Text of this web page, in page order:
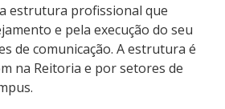
estrutura profissional que
e pela execução do seu
de comunicação. A estrutura é
na Reitoria e por setores de